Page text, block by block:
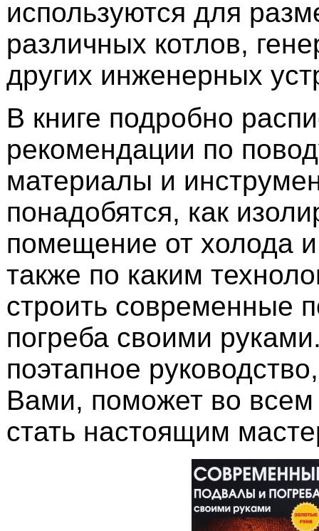
используются для
различных котлов,
других инженерных
В книге подробно
рекомендации по
материалы и
понадобятся, как
помещение от холода
также по каким
строить современные
погреба своими
поэтапное
Вами, поможет во всем
стать настоящим